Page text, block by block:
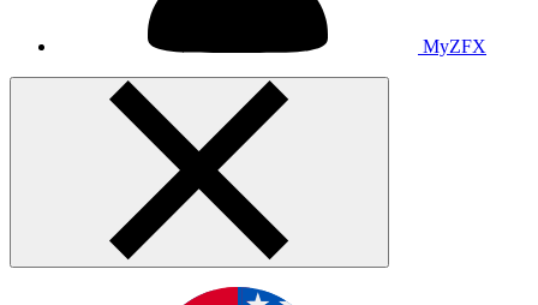
MyZFX